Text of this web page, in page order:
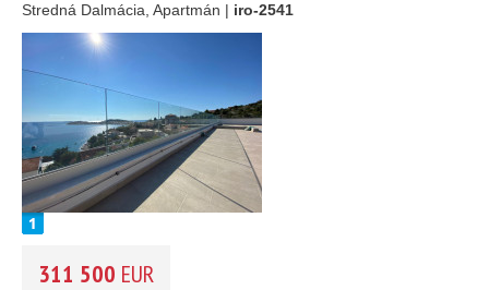
OD MORA DO(m)
OBLASŤ(môžete vybrať viacej položiek)
Istria (3)
Kvarner
Južná Dalmácia
výhľadom na more – Sevid, okolie Trogiru
Stredná Dalmácia, Apartmán | iro-2541
311 500 EUR